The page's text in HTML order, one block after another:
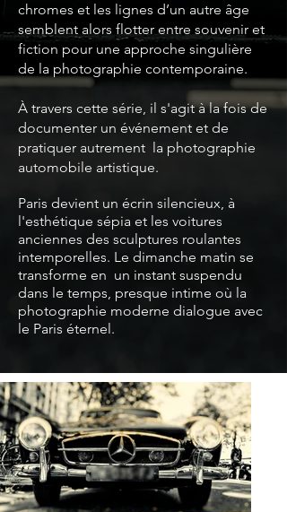
chromes et les lignes d’un autre âge
semblent alors flotter entre souvenir et
fiction pour une approche singulière
de la photographie contemporaine.
À travers cette série, il s'agit à la fois de
documenter un événement et de
pratiquer autrement la photographie
automobile artistique.
Paris devient un écrin silencieux, à
l'esthétique sépia et les voitures
anciennes des sculptures roulantes
intemporelles. Le dimanche matin se
transforme en un instant suspendu
dans le temps, presque intime où la
photographie moderne dialogue avec
le Paris éternel.